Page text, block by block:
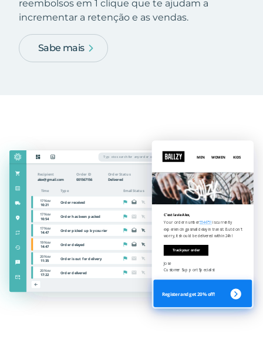
reembolsos em 1 clique que te ajudam a
incrementar a retenção e as vendas.
Sabe mais